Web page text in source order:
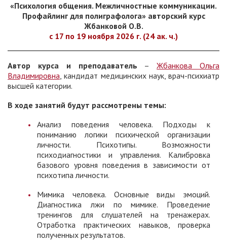
«Психология общения. Межличностные коммуникации.
Профайлинг для полиграфолога» авторский курс
Жбанковой О.В.
с 17 по 19 ноября 2026 г. (24 ак. ч.)
Автор курса и преподаватель –Жбанкова Ольга
Владимировна, кандидат медицинских наук, врач-психиатр
высшей категории.
В ходе занятий будут рассмотрены темы:
Анализ поведения человека. Подходы к
пониманию логики психической организации
личности. Психотипы. Возможности
психодиагностики и управления. Калибровка
базового уровня поведения в зависимости от
психотипа личности.
Мимика человека. Основные виды эмоций.
Диагностика лжи по мимике. Проведение
тренингов для слушателей на тренажерах.
Отработка практических навыков, проверка
полученных результатов.